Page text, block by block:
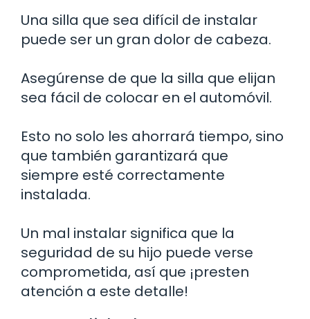
Una silla que sea difícil de instalar
puede ser un gran dolor de cabeza.
Asegúrense de que la silla que elijan
sea fácil de colocar en el automóvil.
Esto no solo les ahorrará tiempo, sino
que también garantizará que
siempre esté correctamente
instalada.
Un mal instalar significa que la
seguridad de su hijo puede verse
comprometida, así que ¡presten
atención a este detalle!